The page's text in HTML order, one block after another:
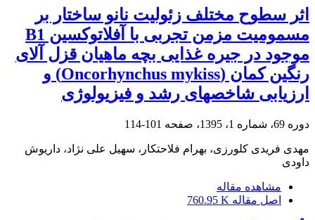
اثر سطوح مختلف زئولیت نانو ساختار بر
مسمومیت مزمن تجربی با آفلاتوکسین B1
موجود در جیره غذایی بچه ماهیان قزل آلای
رنگین کمان (Oncorhynchus mykiss) و
ارزیابی شاخصهای رشد و فیزیولوژی
دوره 69، شماره 1، 1395، صفحه 101-114
مهدی فریدی کلورزی، بهرام فلاحتکار، سهیل علی نژاد، داریوش
داودی
مشاهده مقاله
اصل مقاله 760.95 K